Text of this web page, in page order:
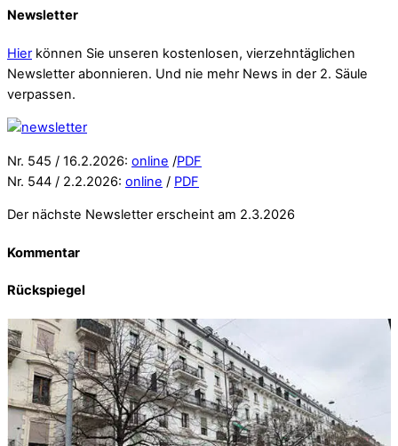
Newsletter
Hier können Sie unseren kostenlosen, vierzehntäglichen
Newsletter abonnieren. Und nie mehr News in der 2. Säule
verpassen.
Nr. 545 / 16.2.2026: online /PDF
Nr. 544 / 2.2.2026: online / PDF
Der nächste Newsletter erscheint am 2.3.2026
Kommentar
Rückspiegel